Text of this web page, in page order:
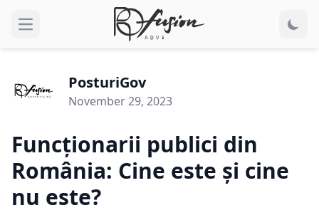
Open main menu
PosturiGov
November 29, 2023
Funcționarii publici din
România: Cine este și cine
nu este?